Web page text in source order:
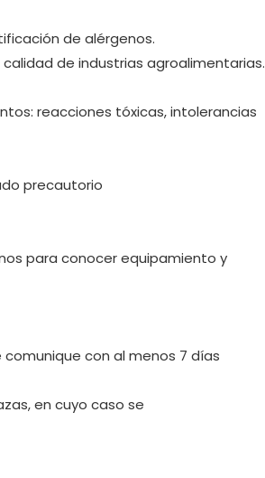
de alérgenos.
de industrias agroalimentarias.
reacciones tóxicas, intolerancias
precautorio
para conocer equipamiento y
comunique con al menos 7 días
en cuyo caso se